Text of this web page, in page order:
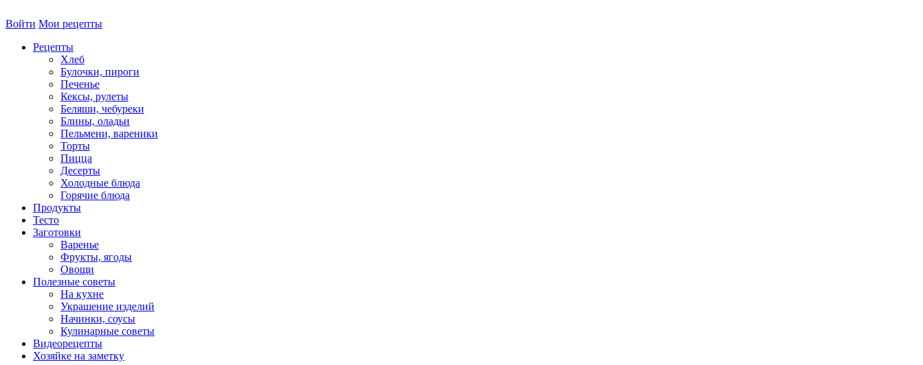
Войти Мои рецепты
Рецепты
Хлеб
Булочки, пироги
Печенье
Кексы, рулеты
Беляши, чебуреки
Блины, оладьи
Пельмени, вареники
Торты
Пицца
Десерты
Холодные блюда
Горячие блюда
Продукты
Тесто
Заготовки
Варенье
Фрукты, ягоды
Овощи
Полезные советы
На кухне
Украшение изделий
Начинки, соусы
Кулинарные советы
Видеорецепты
Хозяйке на заметку